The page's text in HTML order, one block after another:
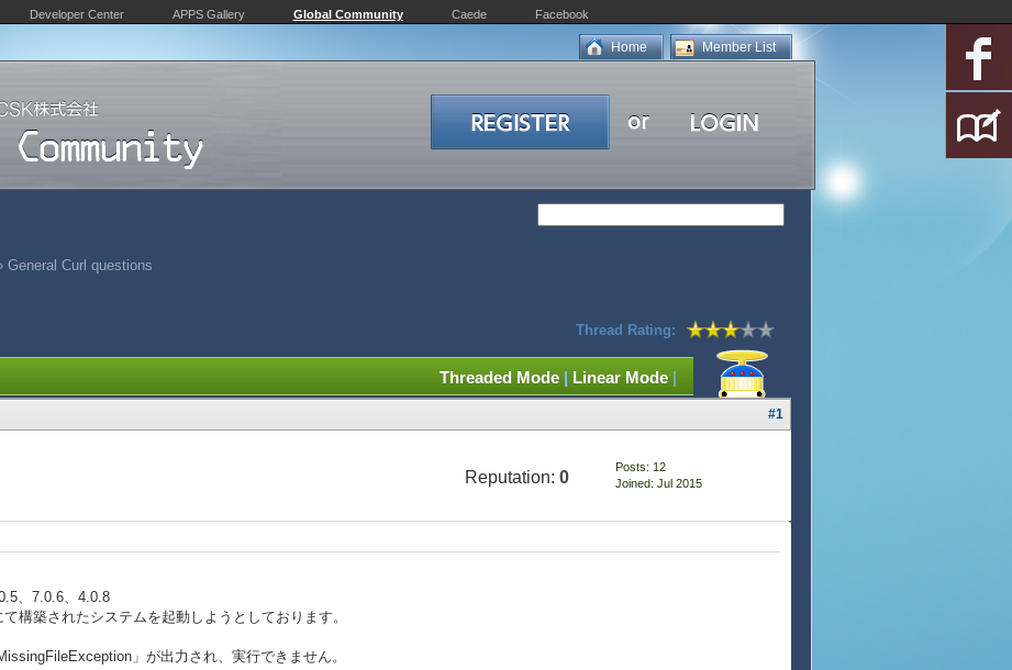
Developer Center APPS Gallery Global Community Caede Facebook
Member List
Home
› General Curl questions
Thread Rating:
Threaded Mode | Linear Mode |
#1
Reputation: 0
Posts: 12
Joined: Jul 2015
、7.0.6、4.0.8
構築されたシステムを起動しようとしております。
」が出力され、実行できません。